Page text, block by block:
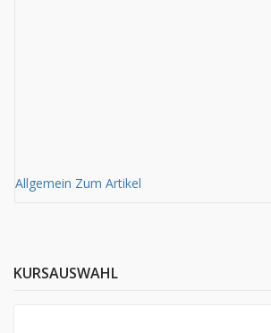
Allgemein Zum Artikel
KURSAUSWAHL